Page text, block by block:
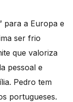
para a Europa e
ser frio
que valoriza
pessoal e
Pedro tem
portugueses.